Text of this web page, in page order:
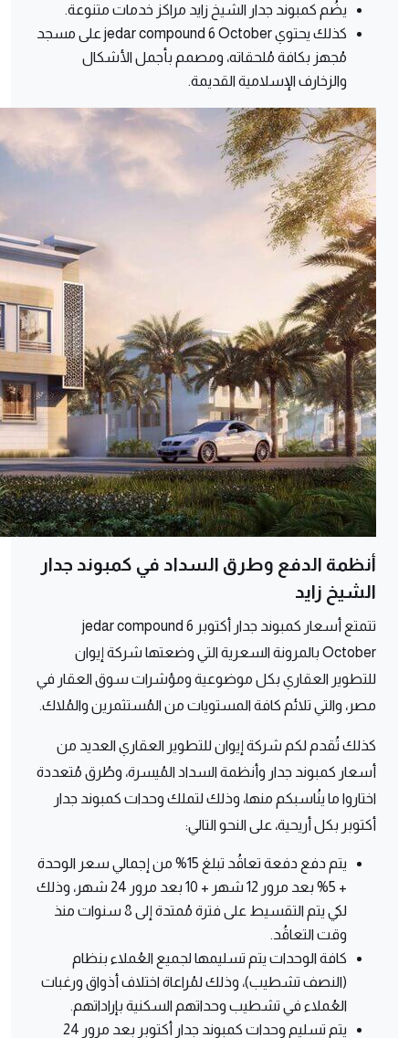
يضُم كمبوند جدار الشيخ زايد مراكز خدمات متنوعة.
كذلك يحتوي jedar compound 6 October على مسجد
مُجهز بكافة مُلحقاته، ومصمم بأجمل الأشكال
والزخارف الإسلامية القديمة.
أنظمة الدفع وطرق السداد في كمبوند جدار
الشيخ زايد
تتمتع أسعار كمبوند جدار أكتوبر jedar compound 6
October بالمرونة السعرية التي وضعتها شركة إيوان
للتطوير العقاري بكل موضوعية ومؤشرات سوق العقار في
مصر، والتي تلائم كافة المستويات من المُستثمرين والمُلاك.
كذلك تُقدم لكم شركة إيوان للتطوير العقاري العديد من
أسعار كمبوند جدار وأنظمة السداد المُيسرة، وطُرق مُتعددة
اختاروا ما ينُاسبكم منها، وذلك لتملك وحدات كمبوند جدار
أكتوبر بكل أريحية، على النحو التالي:
يتم دفع دفعة تعاقُد تبلغ 15% من إجمالي سعر الوحدة
+ 5% بعد مرور 12 شهر + 10 بعد مرور 24 شهر، وذلك
لكي يتم التقسيط على فترة مُمتدة إلى 8 سنوات منذ
وقت التعاقُد.
كافة الوحدات يتم تسليمها لجميع العُملاء بنظام
(النصف تشطيب)، وذلك لمُراعاة اختلاف أذواق ورغبات
العُملاء في تشطيب وحداتهم السكنية بإراداتهم.
يتم تسليم وحدات كمبوند جدار أكتوبر بعد مرور 24